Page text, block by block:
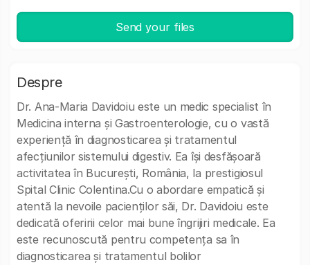
Send your files
Despre
Dr. Ana-Maria Davidoiu este un medic specialist în
Medicina interna și Gastroenterologie, cu o vastă
experiență în diagnosticarea și tratamentul
afecțiunilor sistemului digestiv. Ea își desfășoară
activitatea în București, România, la prestigiosul
Spital Clinic Colentina.Cu o abordare empatică și
atentă la nevoile pacienților săi, Dr. Davidoiu este
dedicată oferirii celor mai bune îngrijiri medicale. Ea
este recunoscută pentru competența sa în
diagnosticarea și tratamentul bolilor